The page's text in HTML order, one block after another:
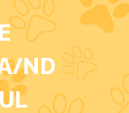
ND